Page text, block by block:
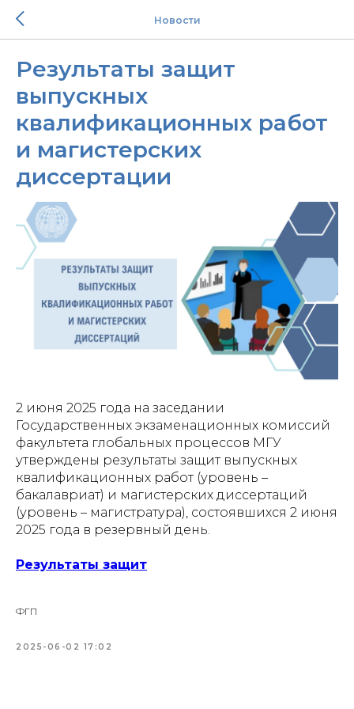
Новости
Результаты защит
выпускных
квалификационных работ
и магистерских
диссертации
2 июня 2025 года на заседании
Государственных экзаменационных комиссий
факультета глобальных процессов МГУ
утверждены результаты защит выпускных
квалификационных работ (уровень –
бакалавриат) и магистерских диссертаций
(уровень – магистратура), состоявшихся 2 июня
2025 года в резервный день.
Результаты защит
ФГП
2025-06-02 17:02